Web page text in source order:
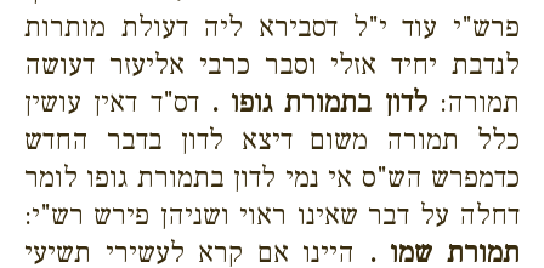
פרש"י עוד י"ל דסבירא ליה דעולת מותרות
לנדבת יחיד אזלי וסבר כרבי אליעזר דעושה
תמורה:לדון בתמורת גופו . דס"ד דאין עושין
כלל תמורה משום דיצא לדון בדבר החדש
כדמפרש הש"ס אי נמי לדון בתמורת גופו לומר
דחלה על דבר שאינו ראוי ושניהן פירש רש"י:
תמורת שמו . היינו אם קרא לעשירי תשיעי